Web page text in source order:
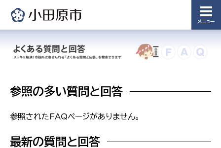
メニュー
浄水管理
課
員会事
務局
会事務局
参照の多い質問と回答
参照されたFAQページがありません。
最新の質問と回答